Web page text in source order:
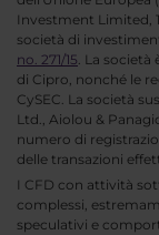
Investment Limited,
società di
no. 271/15. La
di Cipro, nonché le
CySEC. La società
Ltd., Aiolou &
numero di
delle transazioni
I CFD con attività
complessi,
speculativi e